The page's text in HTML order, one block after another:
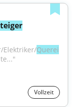
Elektriker/Querei
Vollzeit